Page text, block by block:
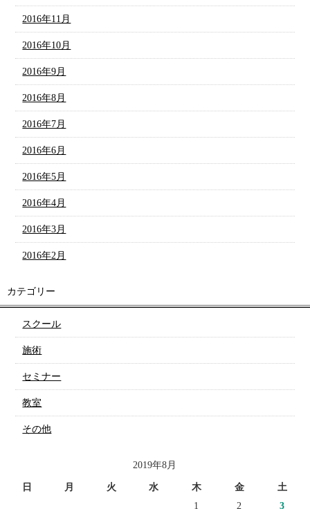
2016年11月
2016年10月
2016年9月
2016年8月
2016年7月
2016年6月
2016年5月
2016年4月
2016年3月
2016年2月
カテゴリー
スクール
施術
セミナー
教室
その他
2019年8月
日 月 火 水 木 金
土
1
2 3